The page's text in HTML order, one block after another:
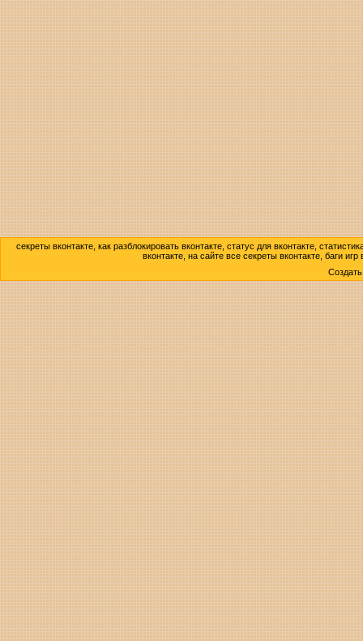
секреты вконтакте, как разблокировать вконтакте, статус для вконтакте,
вконтакте, на сайте все секреты вконтакте, баги